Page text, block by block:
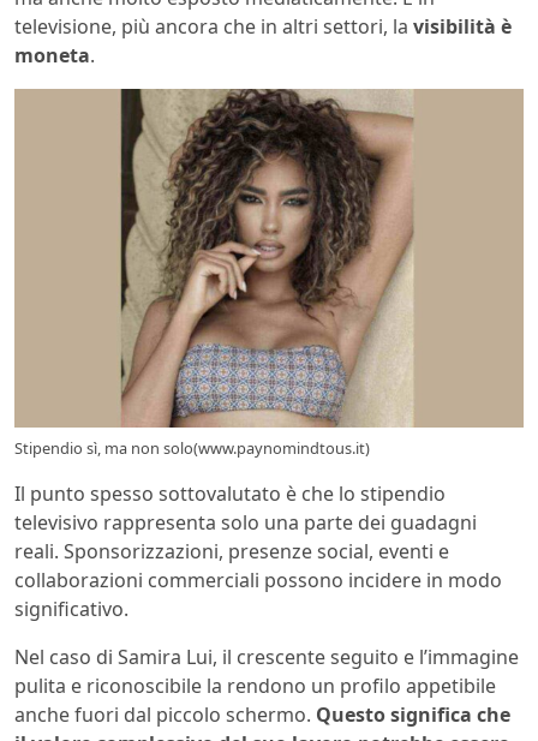
televisione, più ancora che in altri settori, la visibilità è
moneta.
Stipendio sì, ma non solo(www.paynomindtous.it)
Il punto spesso sottovalutato è che lo stipendio
televisivo rappresenta solo una parte dei guadagni
reali. Sponsorizzazioni, presenze social, eventi e
collaborazioni commerciali possono incidere in modo
significativo.
Nel caso di Samira Lui, il crescente seguito e l’immagine
pulita e riconoscibile la rendono un profilo appetibile
anche fuori dal piccolo schermo. Questo significa che